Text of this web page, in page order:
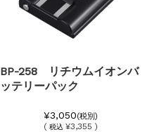
BP-258 リチウムイオンバ
ッテリーパック
¥3,050(税別)
(税込 ¥3,355 )